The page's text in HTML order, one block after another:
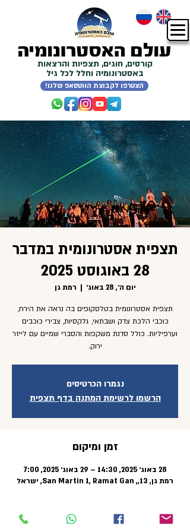
קורסים, חוגים, תצפיות והרצאות
באסטרונומיה וחלל לכל גיל
!הצטרפו לקבוצת הווטסאפ שלנו
תצפית אסטרונומית במדבר
28 באוגוסט 2025
יום ה׳, 28 באוג׳
  |
רמת גן
תצפית אסטרונומית בטלסקופים בה נראה את הירח,
כוכבי הלכת צדק ושבתאי, גלקסיות, צבירי כוכבים
וערפיליות. כולל סדנת משקפות והסברי שמיים עם לייזר
ירוק.
נגמרו הכרטיסים
הרשמו לרשימת המתנה בדף תצפית
זמן ומיקום
28 באוג׳ 2025, 14:30 – 29 באוג׳ 2025, 7:00
רמת גן, 13,, San Martin 1, Ramat Gan, ישראל
על האירוע